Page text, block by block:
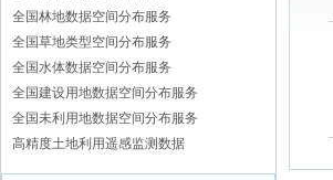
全国林地数据空间分布服务
全国草地类型空间分布服务
全国水体数据空间分布服务
全国建设用地数据空间分布服务
全国未利用地数据空间分布服务
高精度土地利用遥感监测数据